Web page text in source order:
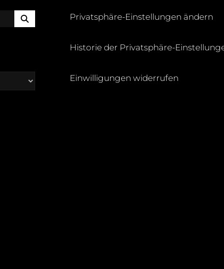
E
Privatsphäre-Einstellungen ändern
Historie der Privatsphäre-
Einwilligungen widerrufen